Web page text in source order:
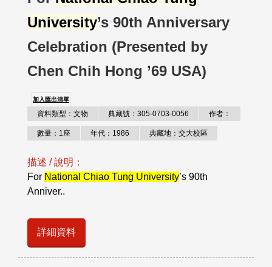
University’s 90th Anniversary
Celebration (Presented by
Chen Chih Hong ’69 USA)
加入匯出清單
資料類型：文物 典藏號：305-0703-0056 作者：
數量：1座 年代：1986 典藏地：交大校區
描述 / 說明：
For National Chiao Tung University’s 90th
Anniver..
詳細資料